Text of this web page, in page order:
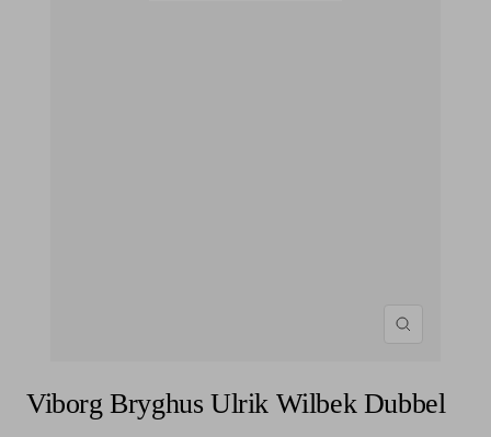
Zoom
Viborg Bryghus Ulrik Wilbek Dubbel